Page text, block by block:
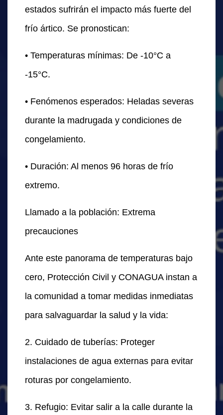
estados sufrirán el impacto más fuerte del
frío ártico. Se pronostican:
• Temperaturas mínimas: De -10°C a
-15°C.
• Fenómenos esperados: Heladas severas
durante la madrugada y condiciones de
congelamiento.
• Duración: Al menos 96 horas de frío
extremo.
Llamado a la población: Extrema
precauciones
Ante este panorama de temperaturas bajo
cero, Protección Civil y CONAGUA instan a
la comunidad a tomar medidas inmediatas
para salvaguardar la salud y la vida:
2. Cuidado de tuberías: Proteger
instalaciones de agua externas para evitar
roturas por congelamiento.
3. Refugio: Evitar salir a la calle durante la